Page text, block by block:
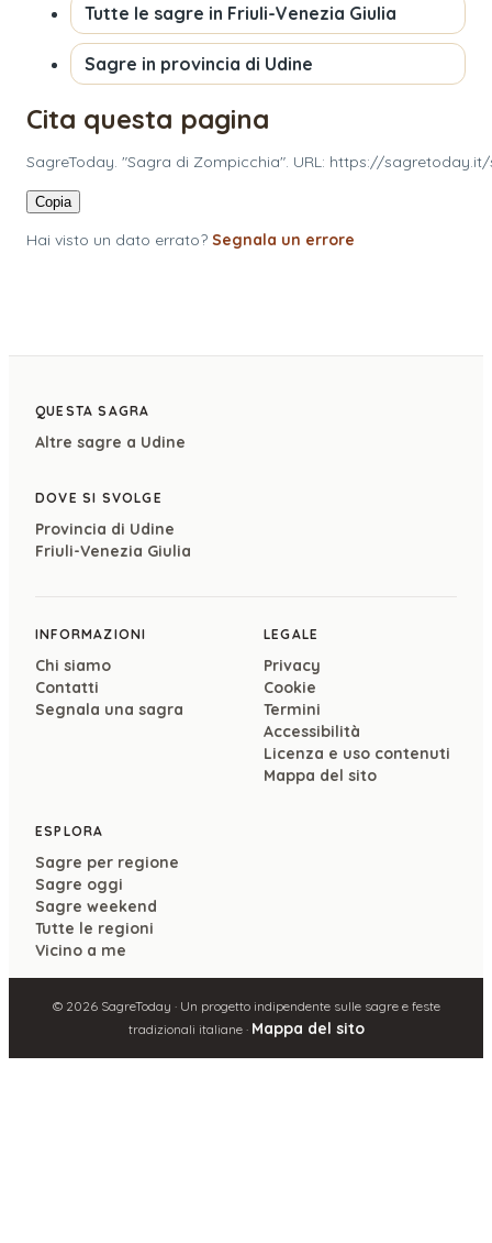
Tutte le sagre in Friuli-Venezia Giulia
Sagre in provincia di Udine
Cita questa pagina
SagreToday. "Sagra di Zompicchia". URL: https://
Copia
Hai visto un dato errato? Segnala un errore
QUESTA SAGRA
Altre sagre a Udine
DOVE SI SVOLGE
Provincia di Udine
Friuli-Venezia Giulia
INFORMAZIONI
Chi siamo
Contatti
Segnala una sagra
LEGALE
Privacy
Cookie
Termini
Accessibilità
Licenza e uso contenuti
Mappa del sito
ESPLORA
Sagre per regione
Sagre oggi
Sagre weekend
Tutte le regioni
Vicino a me
© 2026SagreToday · Un progetto indipendente sulle sagre e feste
tradizionali italiane · Mappa del sito